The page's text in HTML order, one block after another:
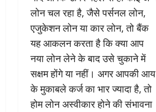
लोन चल रहा है, जैसे पर्सनल लोन,
एजुकेशन लोन या कार लोन, तो बैंक
यह आकलन करता है कि क्या आप
नया लोन लेने के बाद उसे चुकाने में
सक्षम होंगे या नहीं। अगर आपकी आय
के मुकाबले कर्ज का भार ज्यादा है, तो
होम लोन अस्वीकार होने की संभावना